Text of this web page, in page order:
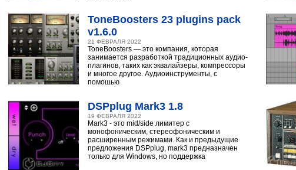
ToneBoosters 23 plugins pack
v1.6.0
21 ФЕВРАЛЯ 2022
ToneBoosters — это компания, которая
занимается разработкой традиционных аудио-
плагинов, таких как эквалайзеры, компрессоры
и многое другое. Аудиоинструменты, с
помощью
DSPplug Mark3 1.8
19 ФЕВРАЛЯ 2022
Mark3 - это mid/side лимитер с
монофоническим, стереофоническим и
расширенным режимами. Как и предыдущие
предложения DSPplug, mark3 предназначен
только для Windows, но поддержка